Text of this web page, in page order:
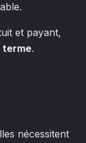
et payant,
terme.
nécessitent